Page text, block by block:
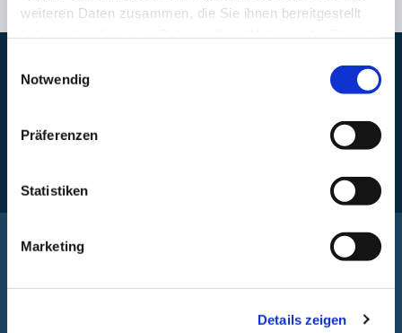
weiteren Daten zusammen, die Sie ihnen bereitgestellt
Cookies, wenn Sie unsere Webseite weiterhin nutzen.
Notwendig
Präferenzen
Statistiken
Marketing
Details zeigen
Havarie – Notdienst Wasser, Abwasser und Gewässerunterhaltung
Bereitschaft Abwasser und Gewässerunterhaltung: